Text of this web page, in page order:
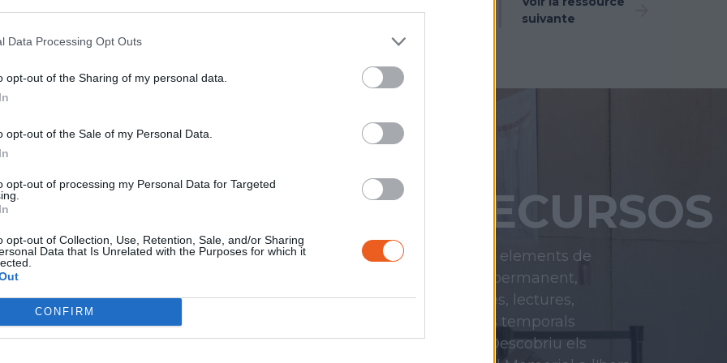
Data Processing Opt Outs
opt-out of the Sharing of my personal data.
opt-out of the Sale of my Personal Data.
opt-out of processing my Personal Data for Targeted
opt-out of Collection, Use, Retention, Sale, and/or Sharing
Data that Is Unrelated with the Purposes for which it
CONFIRM
suivante
mes
SUBSCRIU-TE AL
BUTLLETÍ
RECURSOS
Testimonis, elements de
l'exposició permanent,
conferències, lectures,
exposicions temporals
anteriors...
Descobriu els